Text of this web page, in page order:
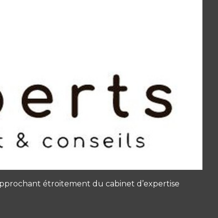
étroitement du cabinet d’expertise